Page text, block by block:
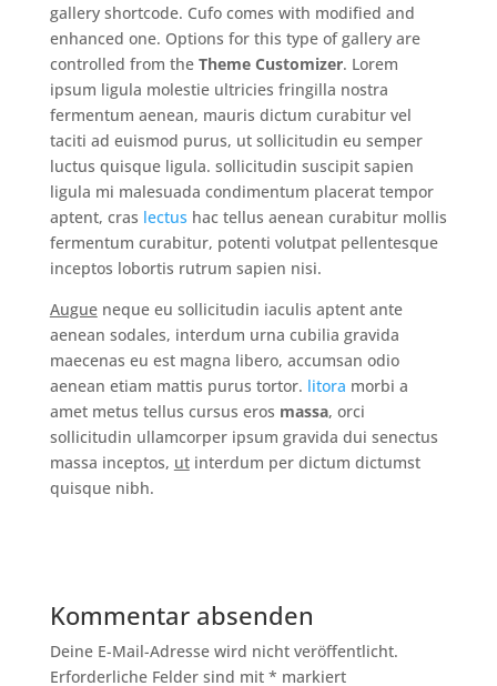
gallery shortcode. Cufo comes with modified and
enhanced one. Options for this type of gallery are
controlled from the Theme Customizer. Lorem
ipsum ligula molestie ultricies fringilla nostra
fermentum aenean, mauris dictum curabitur vel
taciti ad euismod purus, ut sollicitudin eu semper
luctus quisque ligula. sollicitudin suscipit sapien
ligula mi malesuada condimentum placerat tempor
aptent, cras lectus hac tellus aenean curabitur mollis
fermentum curabitur, potenti volutpat pellentesque
inceptos lobortis rutrum sapien nisi.
Augueneque eu sollicitudin iaculis aptent ante
aenean sodales, interdum urna cubilia gravida
maecenas eu est magna libero, accumsan odio
aenean etiam mattis purus tortor. litora morbi a
amet metus tellus cursus eros massa, orci
sollicitudin ullamcorper ipsum gravida dui senectus
massa inceptos, utinterdum per dictum dictumst
quisque nibh.
Kommentar absenden
Deine E-Mail-Adresse wird nicht veröffentlicht.
Erforderliche Felder sind mit * markiert